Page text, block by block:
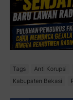
Tags Anti Korupsi
Kabupaten Bekasi